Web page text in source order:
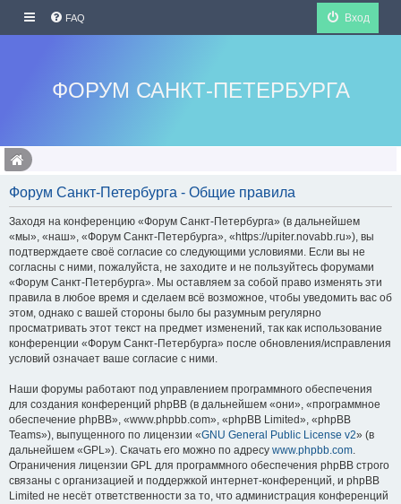
FAQ Вход
ФОРУМ САНКТ-ПЕТЕРБУРГА
Форум Санкт-Петербурга - Общие правила
Заходя на конференцию «Форум Санкт-Петербурга» (в дальнейшем
«мы», «наш», «Форум Санкт-Петербурга», «https://upiter.novabb.ru»), вы
подтверждаете своё согласие со следующими условиями. Если вы не
согласны с ними, пожалуйста, не заходите и не пользуйтесь форумами
«Форум Санкт-Петербурга». Мы оставляем за собой право изменять эти
правила в любое время и сделаем всё возможное, чтобы уведомить вас об
этом, однако с вашей стороны было бы разумным регулярно
просматривать этот текст на предмет изменений, так как использование
конференции «Форум Санкт-Петербурга» после обновления/исправления
условий означает ваше согласие с ними.
Наши форумы работают под управлением программного обеспечения
для создания конференций phpBB (в дальнейшем «они», «программное
обеспечение phpBB», «www.phpbb.com», «phpBB Limited», «phpBB
Teams»), выпущенного по лицензии «GNU General Public License v2» (в
дальнейшем «GPL»). Скачать его можно по адресу www.phpbb.com.
Ограничения лицензии GPL для программного обеспечения phpBB строго
связаны с организацией и поддержкой интернет-конференций, и phpBB
Limited не несёт ответственности за то, что администрация конференций